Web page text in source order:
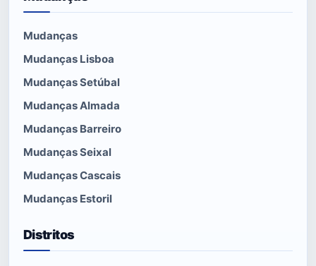
Mudanças
Mudanças Lisboa
Mudanças Setúbal
Mudanças Almada
Mudanças Barreiro
Mudanças Seixal
Mudanças Cascais
Mudanças Estoril
Distritos